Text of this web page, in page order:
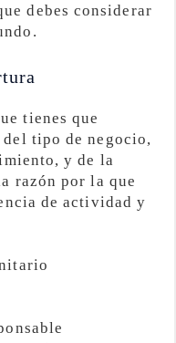
debes considerar
tienes que
tipo de negocio,
y de la
razón por la que
de actividad y